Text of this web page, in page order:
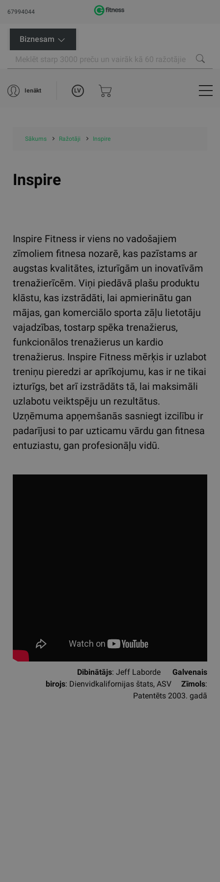
67994044
Biznesam
Ienākt LV
Sākums Ražotāji Inspire
Inspire
Inspire Fitness ir viens no vadošajiem
zīmoliem fitnesa nozarē, kas pazīstams ar
augstas kvalitātes, izturīgām un inovatīvām
trenažierīcēm. Viņi piedāvā plašu produktu
klāstu, kas izstrādāti, lai apmierinātu gan
mājas, gan komerciālo sporta zāļu lietotāju
vajadzības, tostarp spēka trenažierus,
funkcionālos trenažierus un kardio
trenažierus. Inspire Fitness mērķis ir uzlabot
treniņu pieredzi ar aprīkojumu, kas ir ne tikai
izturīgs, bet arī izstrādāts tā, lai maksimāli
uzlabotu veiktspēju un rezultātus.
Uzņēmuma apņemšanās sasniegt izcilību ir
padarījusi to par uzticamu vārdu gan fitnesa
entuziastu, gan profesionāļu vidū.
Dibinātājs: Jeff Laborde Galvenais
birojs: Dienvidkalifornijas štats, ASV Zīmols:
Patentēts 2003. gadā